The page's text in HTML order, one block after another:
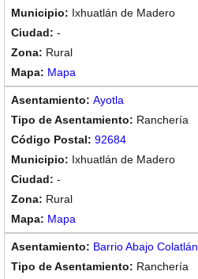
Ixhuatlán de Madero
-
Rural
Mapa
Ayotla
Ranchería
92684
Ixhuatlán de Madero
-
Rural
Mapa
Barrio Abajo Colatlán
Ranchería